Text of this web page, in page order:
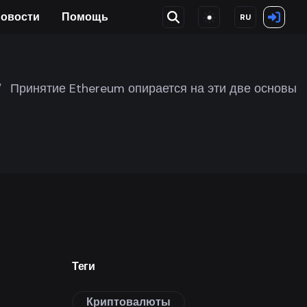
Помощь RU
Принятие Ethereum опирается на эти две основы
Теги
Криптовалюты